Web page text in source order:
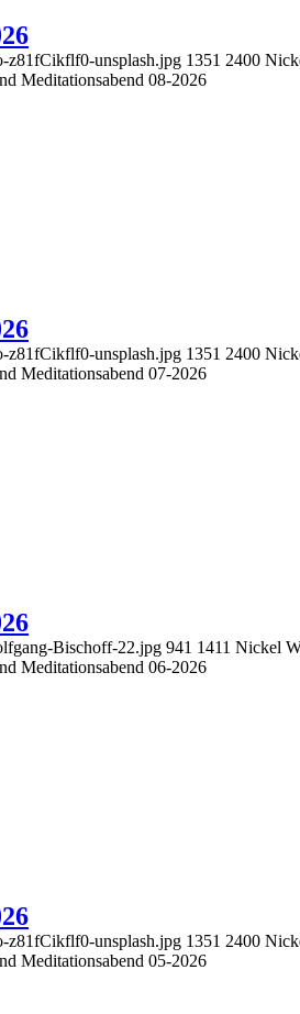
z81fCikflf0-unsplash.jpg 1351 2400
Meditationsabend 08-2026
z81fCikflf0-unsplash.jpg 1351 2400
Meditationsabend 07-2026
Bischoff-22.jpg 941 1411 Nickel
Meditationsabend 06-2026
z81fCikflf0-unsplash.jpg 1351 2400
Meditationsabend 05-2026